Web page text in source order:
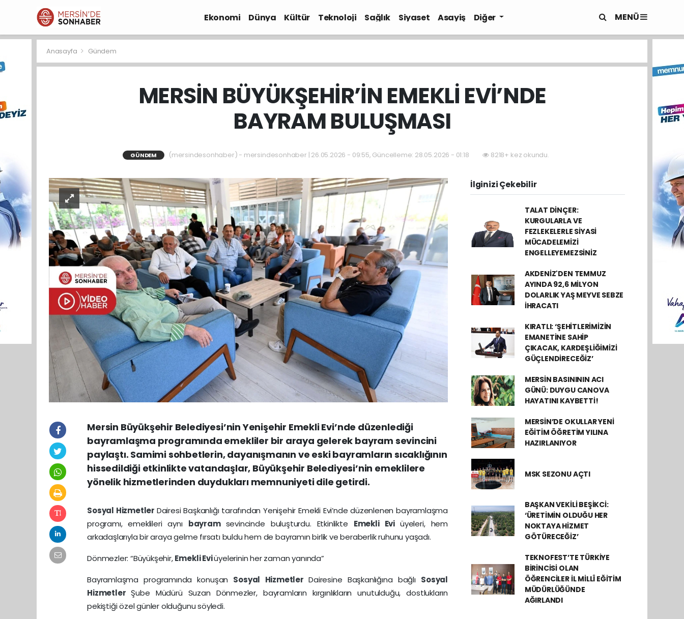
Ekonomi Dünya Kültür Teknoloji Sağlık Siyaset Asayiş Diğer MENÜ
Anasayfa Gündem
MERSİN BÜYÜKŞEHİR’İN EMEKLİ EVİ’NDE
BAYRAM BULUŞMASI
GÜNDEM (mersindesonhaber) - mersindesonhaber | 26.05.2026 - 09:55, Güncelleme: 28.05.2026 - 01:18 8218+ kez okundu.
Mersin Büyükşehir Belediyesi’nin Yenişehir Emekli Evi’nde düzenlediği
bayramlaşma programında emekliler bir araya gelerek bayram sevincini
paylaştı. Samimi sohbetlerin, dayanışmanın ve eski bayramların sıcaklığının
hissedildiği etkinlikte vatandaşlar, Büyükşehir Belediyesi’nin emeklilere
yönelik hizmetlerinden duydukları memnuniyeti dile getirdi.
Sosyal Hizmetler Dairesi Başkanlığı tarafından Yenişehir Emekli Evi’nde düzenlenen bayramlaşma
programı, emeklileri aynı bayram sevincinde buluşturdu. Etkinlikte Emekli Eviüyeleri, hem
arkadaşlarıyla bir araya gelme fırsatı buldu hem de bayramın birlik ve beraberlik ruhunu yaşadı.
Dönmezler: “Büyükşehir,Emekli Eviüyelerinin her zaman yanında”
Bayramlaşma programında konuşan Sosyal HizmetlerDairesine Başkanlığına bağlı Sosyal
Hizmetler Şube Müdürü Suzan Dönmezler, bayramların kırgınlıkların unutulduğu, dostlukların
pekiştiği özel günler olduğunu söyledi.
İlginizi Çekebilir
TALAT DİNÇER:
KURGULARLA VE
FEZLEKELERLE SİYASİ
MÜCADELEMİZİ
ENGELLEYEMEZSİNİZ
AKDENİZ'DEN TEMMUZ
AYINDA 92,6 MİLYON
DOLARLIK YAŞ MEYVE SEBZE
İHRACATI
KIRATLI: ‘ŞEHİTLERİMİZİN
EMANETİNE SAHİP
ÇIKACAK, KARDEŞLİĞİMİZİ
GÜÇLENDİRECEĞİZ’
MERSİN BASINININ ACI
GÜNÜ: DUYGU CANOVA
HAYATINI KAYBETTİ!
MERSİN’DE OKULLAR YENİ
EĞİTİM ÖĞRETİM YILINA
HAZIRLANIYOR
MSK SEZONU AÇTI
BAŞKAN VEKİLİ BEŞİKCİ:
‘ÜRETİMİN OLDUĞU HER
NOKTAYA HİZMET
GÖTÜRECEĞİZ’
TEKNOFEST’TE TÜRKİYE
BİRİNCİSİ OLAN
ÖĞRENCİLER İL MİLLÎ EĞİTİM
MÜDÜRLÜĞÜNDE
AĞIRLANDI